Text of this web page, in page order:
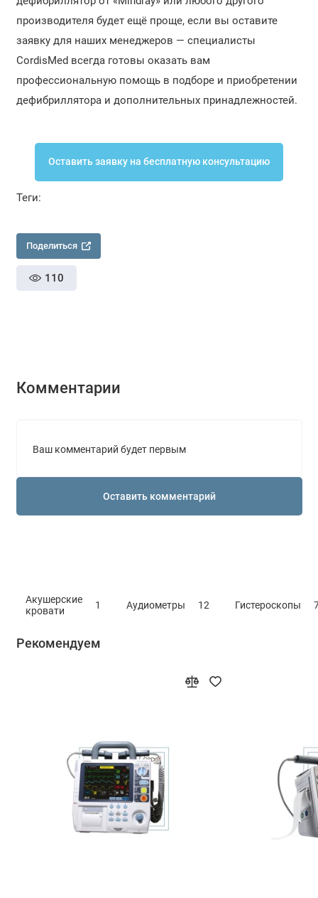
производителя будет ещё проще, если вы оставите
заявку для наших менеджеров — специалисты
CordisMed всегда готовы оказать вам
профессиональную помощь в подборе и приобретении
дефибриллятора и дополнительных принадлежностей.
Оставить заявку на бесплатную консультацию
Теги:
Поделиться
110
Комментарии
Ваш комментарий будет первым
Оставить комментарий
Акушерские
кровати
1 Аудиометры 12 Гистероскопы
Рекомендуем